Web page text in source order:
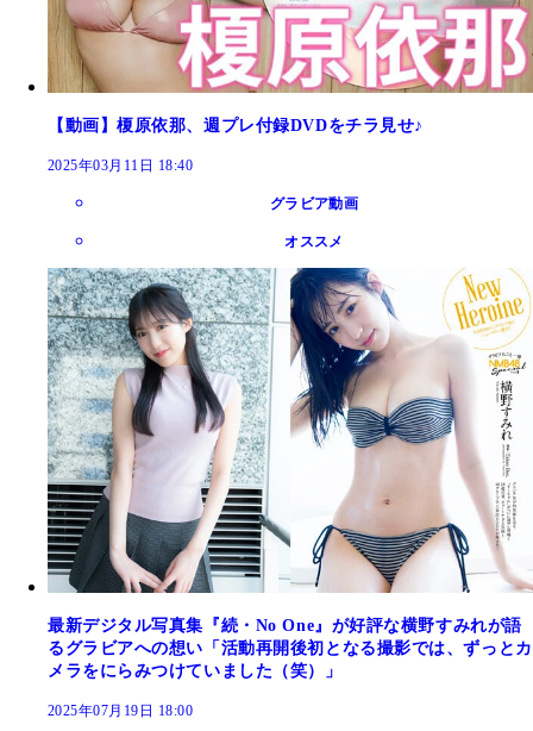
【動画】榎原依那、週プレ付録DVDをチラ見せ♪
2025年03月11日 18:40
グラビア動画
オススメ
最新デジタル写真集『続・No One』が好評な横野すみれが語
るグラビアへの想い「活動再開後初となる撮影では、ずっとカ
メラをにらみつけていました（笑）」
2025年07月19日 18:00